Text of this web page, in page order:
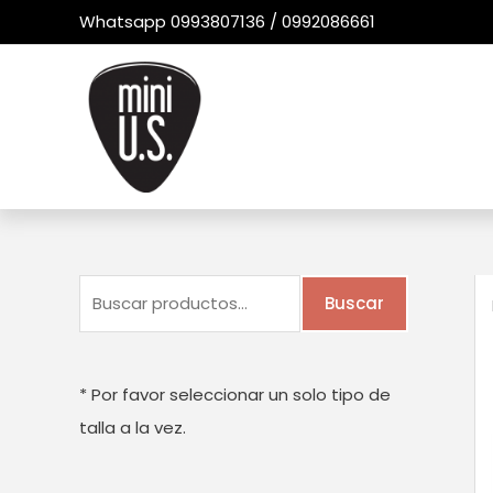
al
Whatsapp 0993807136 / 0992086661
c
a
Buscar
* Por favor seleccionar un solo tipo de
talla a la vez.